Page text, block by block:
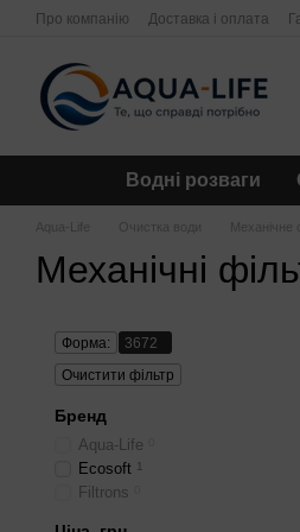
Перейти до основного контенту
Про компанію Доставка і оплата
Водні розваги
Aqua-Life Очистка води Механічне
Механічні
Форма:
3672
Очистити фільтр
Бренд
Aqua-Life
Ecosoft 1
Filtrons